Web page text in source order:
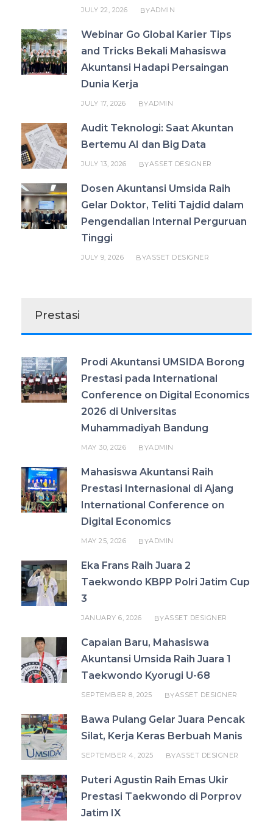
JULY 22, 2026 BYADMIN
Webinar Go Global Karier Tips
and Tricks Bekali Mahasiswa
Akuntansi Hadapi Persaingan
Dunia Kerja
JULY 17, 2026 BYADMIN
Audit Teknologi: Saat Akuntan
Bertemu AI dan Big Data
JULY 13, 2026 BYASSET DESIGNER
Dosen Akuntansi Umsida Raih
Gelar Doktor, Teliti Tajdid dalam
Pengendalian Internal Perguruan
Tinggi
JULY 9, 2026 BYASSET DESIGNER
Prestasi
Prodi Akuntansi UMSIDA Borong
Prestasi pada International
Conference on Digital Economics
2026 di Universitas
Muhammadiyah Bandung
MAY 30, 2026 BYADMIN
Mahasiswa Akuntansi Raih
Prestasi Internasional di Ajang
International Conference on
Digital Economics
MAY 25, 2026 BYADMIN
Eka Frans Raih Juara 2
Taekwondo KBPP Polri Jatim Cup
3
JANUARY 6, 2026 BYASSET DESIGNER
Capaian Baru, Mahasiswa
Akuntansi Umsida Raih Juara 1
Taekwondo Kyorugi U-68
SEPTEMBER 8, 2025 BYASSET DESIGNER
Bawa Pulang Gelar Juara Pencak
Silat, Kerja Keras Berbuah Manis
SEPTEMBER 4, 2025 BYASSET DESIGNER
Puteri Agustin Raih Emas Ukir
Prestasi Taekwondo di Porprov
Jatim IX